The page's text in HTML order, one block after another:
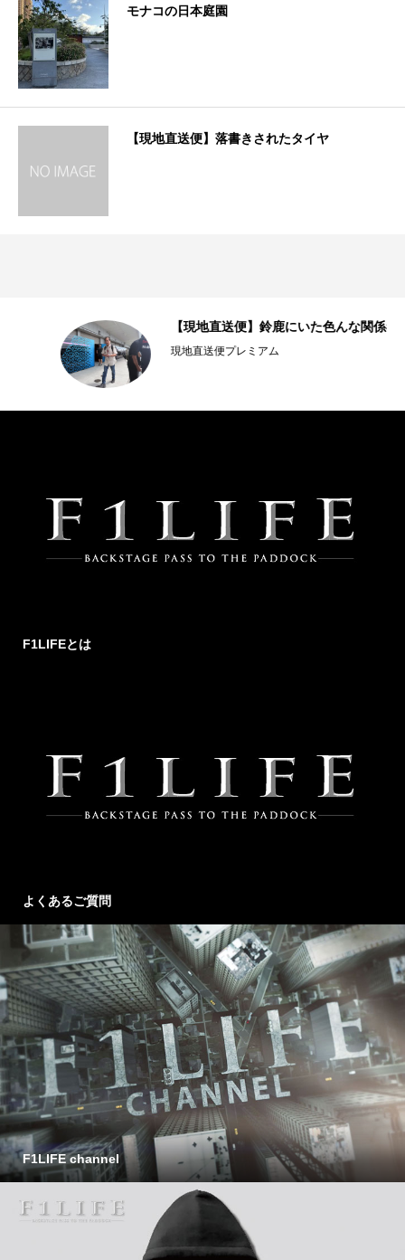
モナコの日本庭園
【現地直送便】落書きされたタイヤ
【現地直送便】鈴鹿にいた色んな関係者
現地直送便プレミアム
F1LIFEとは
よくあるご質問
F1LIFE channel